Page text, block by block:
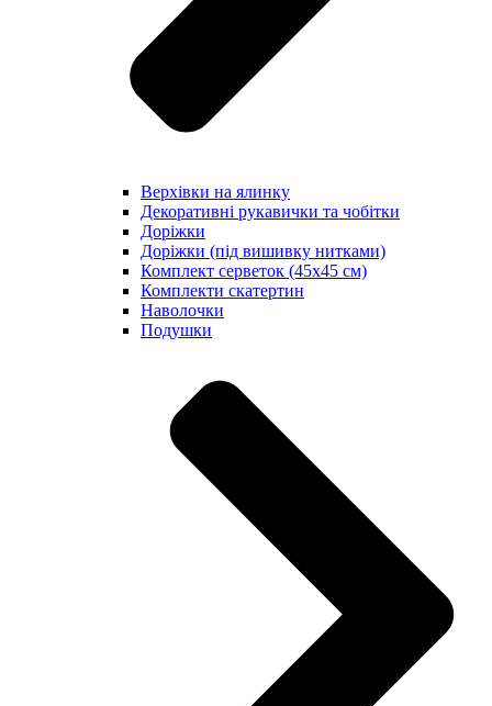
Верхівки на ялинку
Декоративні рукавички та чобітки
Доріжки
Доріжки (під вишивку нитками)
Комплект серветок (45х45 см)
Комплекти скатертин
Наволочки
Подушки